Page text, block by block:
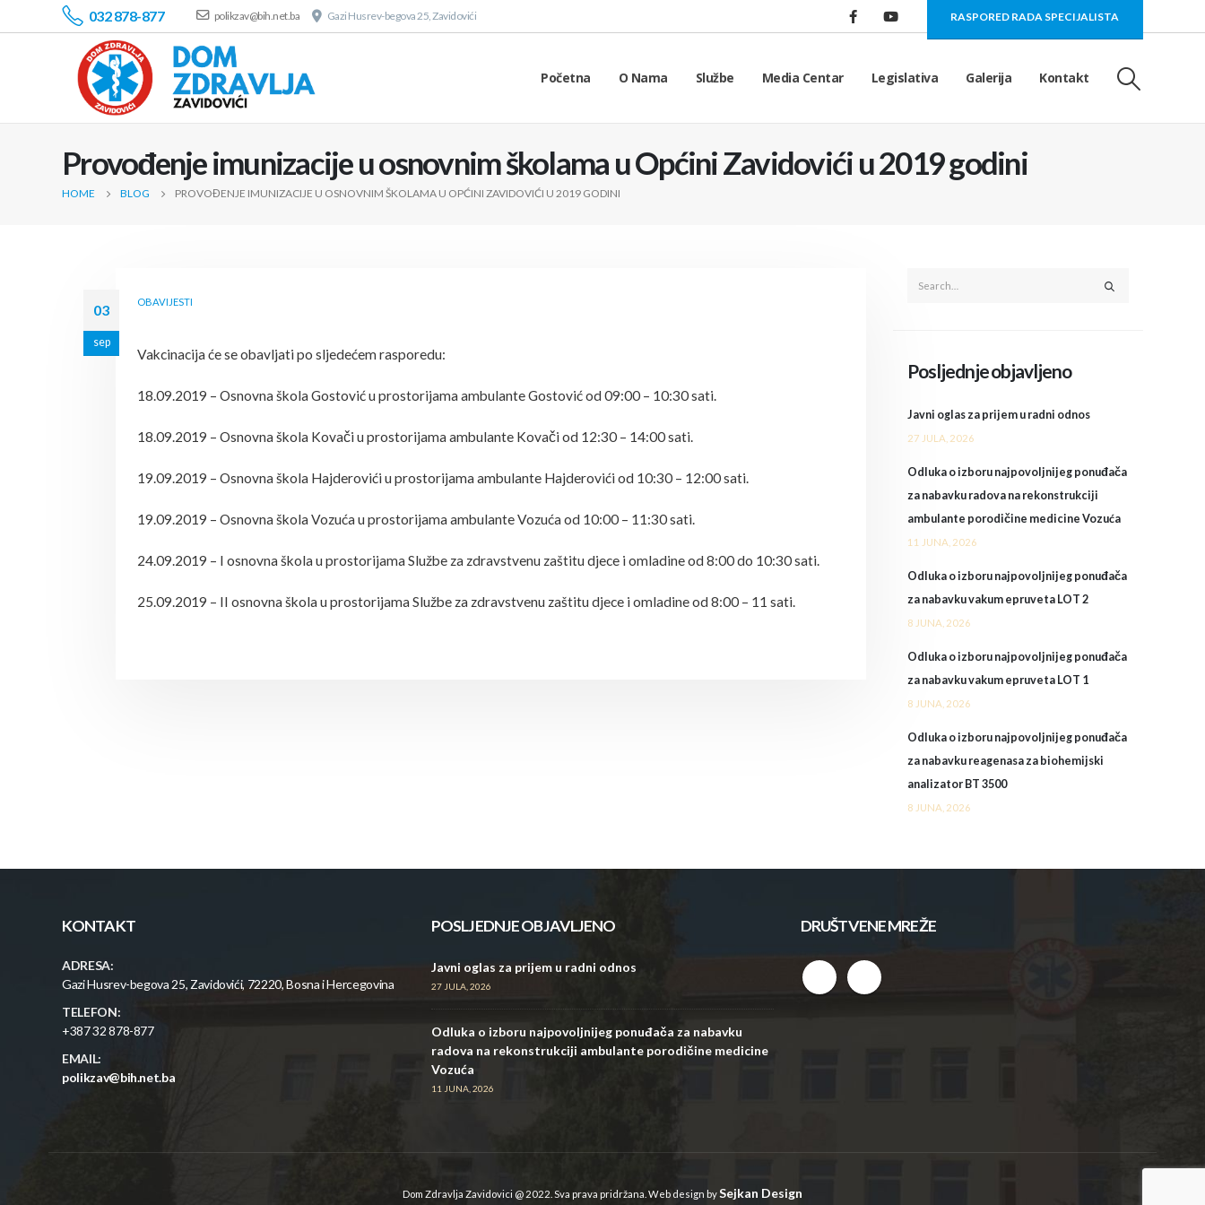
032 878-877 polikzav@bih.net.ba Gazi Husrev-begova 25, Zavidovići RASPORED RADA SPECIJALISTA
Početna O Nama Službe Media Centar Legislativa Galerija Kontakt
Provođenje imunizacije u osnovnim školama u Općini Zavidovići u 2019 godini
HOME BLOG PROVOĐENJE IMUNIZACIJE U OSNOVNIM ŠKOLAMA U OPĆINI ZAVIDOVIĆI U 2019 GODINI
03
sep
OBAVIJESTI
Vakcinacija će se obavljati po sljedećem rasporedu:
18.09.2019 – Osnovna škola Gostović u prostorijama ambulante Gostović od 09:00 – 10:30 sati.
18.09.2019 – Osnovna škola Kovači u prostorijama ambulante Kovači od 12:30 – 14:00 sati.
19.09.2019 – Osnovna škola Hajderovići u prostorijama ambulante Hajderovići od 10:30 – 12:00 sati.
19.09.2019 – Osnovna škola Vozuća u prostorijama ambulante Vozuća od 10:00 – 11:30 sati.
24.09.2019 – I osnovna škola u prostorijama Službe za zdravstvenu zaštitu djece i omladine od 8:00 do 10:30 sati.
25.09.2019 – II osnovna škola u prostorijama Službe za zdravstvenu zaštitu djece i omladine od 8:00 – 11 sati.
Posljednje objavljeno
Javni oglas za prijem u radni odnos
27 JULA, 2026
Odluka o izboru najpovoljnijeg ponuđača
za nabavku radova na rekonstrukciji
ambulante porodičine medicine Vozuća
11 JUNA, 2026
Odluka o izboru najpovoljnijeg ponuđača
za nabavku vakum epruveta LOT 2
8 JUNA, 2026
Odluka o izboru najpovoljnijeg ponuđača
za nabavku vakum epruveta LOT 1
8 JUNA, 2026
Odluka o izboru najpovoljnijeg ponuđača
za nabavku reagenasa za biohemijski
analizator BT 3500
8 JUNA, 2026
KONTAKT
ADRESA:
Gazi Husrev-begova 25, Zavidovići, 72220, Bosna i Hercegovina
TELEFON:
+387 32 878-877
EMAIL:
polikzav@bih.net.ba
POSLJEDNJE OBJAVLJENO
Javni oglas za prijem u radni odnos
27 JULA, 2026
Odluka o izboru najpovoljnijeg ponuđača za nabavku
radova na rekonstrukciji ambulante porodičine medicine
Vozuća
11 JUNA, 2026
DRUŠTVENE MREŽE
Dom Zdravlja Zavidovici @ 2022. Sva prava pridržana. Web design bySejkan Design